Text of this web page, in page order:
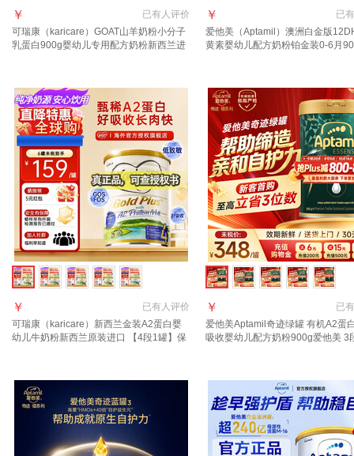
已有人评价
￥
可瑞康（karicare）GOAT山羊奶粉小分子
乳蛋白900g婴幼儿专用配方奶粉新西兰进
已有
￥
爱他美（Aptamil）澳洲白金版
黄素婴幼儿配方奶粉铂金装0-6月
已有人评价
￥
可瑞康（karicare）新西兰金装A2蛋白婴
幼儿牛奶粉新西兰原装进口 【4段1罐】保
已有
￥
爱他美Aptamil奇迹绿罐 有机A2蛋
吸收婴幼儿配方奶粉900g爱他美 3